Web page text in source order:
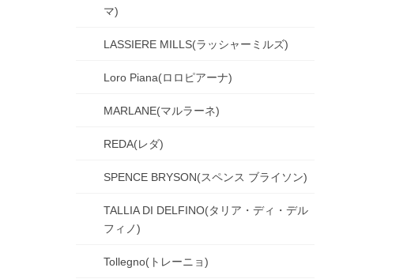
マ)
LASSIERE MILLS(ラッシャーミルズ)
Loro Piana(ロロピアーナ)
MARLANE(マルラーネ)
REDA(レダ)
SPENCE BRYSON(スペンス ブライソン)
TALLIA DI DELFINO(タリア・ディ・デル
フィノ)
Tollegno(トレーニョ)